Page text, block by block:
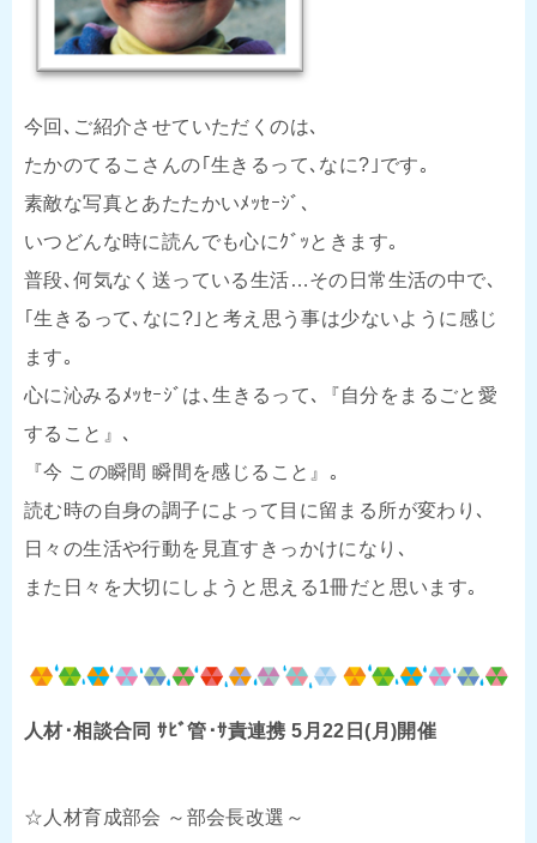
今回､ご紹介させていただくのは､
たかのてるこさんの｢生きるって､なに?｣です｡
素敵な写真とあたたかいﾒｯｾｰｼﾞ､
いつどんな時に読んでも心にｸﾞｯときます｡
普段､何気なく送っている生活…その日常生活の中で､
｢生きるって､なに?｣と考え思う事は少ないように感じ
ます｡
心に沁みるﾒｯｾｰｼﾞは､生きるって､『自分をまるごと愛
すること』､
『今 この瞬間 瞬間を感じること』｡
読む時の自身の調子によって目に留まる所が変わり､
日々の生活や行動を見直すきっかけになり､
また日々を大切にしようと思える1冊だと思います｡
人材･相談合同 ｻﾋﾞ管･ｻ責連携 5月22日(月)開催
☆人材育成部会 ～部会長改選～